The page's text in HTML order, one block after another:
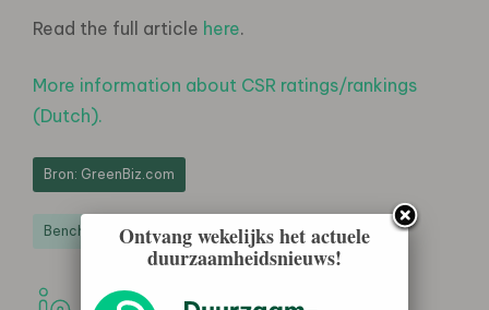
Read the full article here.
More information about CSR ratings/rankings
(Dutch).
Bron: GreenBiz.com
Benchmarks & Ranglijsten
Ontvang wekelijks het actuele
duurzaamheidsnieuws!